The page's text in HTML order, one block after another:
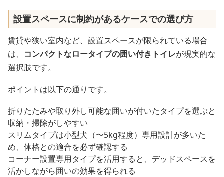
設置スペースに制約があるケースでの選び方
賃貸や狭い室内など、設置スペースが限られている場合
は、 コンパクトなロータイプの囲い付きトイレが現実的な
選択肢です。
ポイントは以下の通りです。
折りたたみや取り外し可能な囲いが付いたタイプを選ぶと
収納・掃除がしやすい
スリムタイプは小型犬（〜5kg程度）専用設計が多いた
め、体格との適合を必ず確認する
コーナー設置専用タイプを活用すると、デッドスペースを
活かしながら囲いの効果を得られる